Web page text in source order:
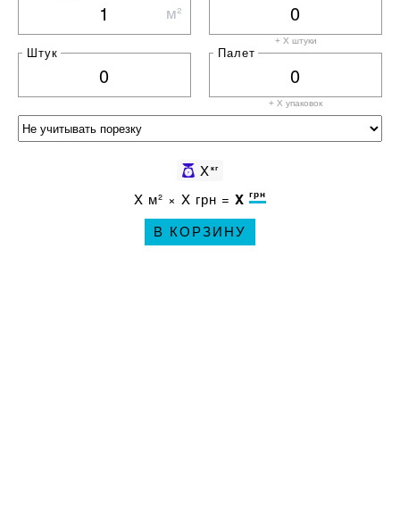
м²
+ X штуки
Штук Палет
+ X упаковок
Xкг
X м² × X грн = X грн
В КОРЗИНУ